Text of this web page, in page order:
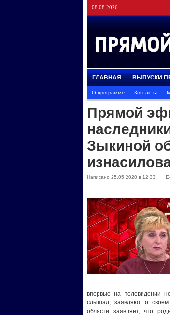
08.08.2026
ГЛАВНАЯ ВЫПУСКИ
О программе Контакты
Прямой
Зыкиной
Написано 25.05.2020 в 12:33 ·
впервые на телевидении
слышал, заявляют о своем
области заявляет, что